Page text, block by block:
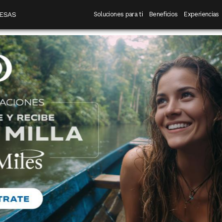
Navegación principal
Soluciones para ti Beneficios Experiencias